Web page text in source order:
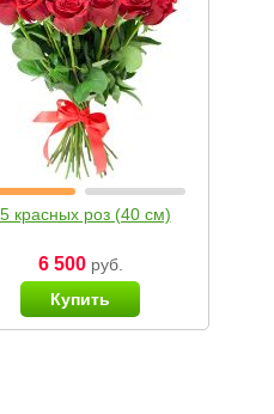
красных роз (40 см)
6 500руб.
Купить